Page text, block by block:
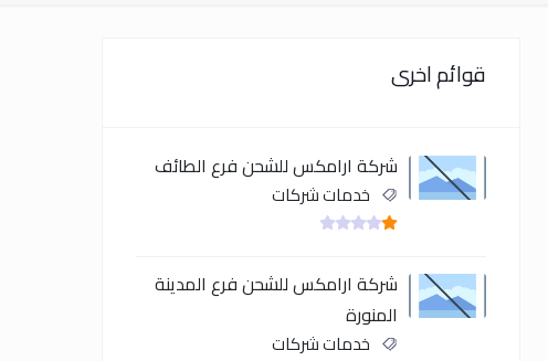
قوائم اخرى
شركة ارامكس للشحن فرع الطائف
خدمات شركات
شركة ارامكس للشحن فرع المدينة
المنورة
خدمات شركات